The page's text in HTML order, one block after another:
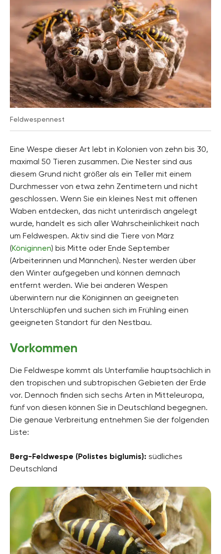
Feldwespennest
Eine Wespe dieser Art lebt in Kolonien von zehn bis 30,
maximal 50 Tieren zusammen. Die Nester sind aus
diesem Grund nicht größer als ein Teller mit einem
Durchmesser von etwa zehn Zentimetern und nicht
geschlossen. Wenn Sie ein kleines Nest mit offenen
Waben entdecken, das nicht unterirdisch angelegt
wurde, handelt es sich aller Wahrscheinlichkeit nach
um Feldwespen. Aktiv sind die Tiere von März
(Königinnen) bis Mitte oder Ende September
(Arbeiterinnen und Männchen). Nester werden über
den Winter aufgegeben und können demnach
entfernt werden. Wie bei anderen Wespen
überwintern nur die Königinnen an geeigneten
Unterschlüpfen und suchen sich im Frühling einen
geeigneten Standort für den Nestbau.
Vorkommen
Die Feldwespe kommt als Unterfamilie hauptsächlich in
den tropischen und subtropischen Gebieten der Erde
vor. Dennoch finden sich sechs Arten in Mitteleuropa,
fünf von diesen können Sie in Deutschland begegnen.
Die genaue Verbreitung entnehmen Sie der folgenden
Liste:
Berg-Feldwespe (Polistes biglumis): südliches
Deutschland